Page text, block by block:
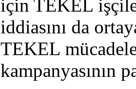
için TEKEL
iddiasını da
TEKEL
kampanyasının